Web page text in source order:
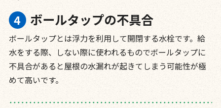
ボールタップの不具合
ボールタップとは浮力を利用して開閉する水栓です。給
水をする際、しない際に使われるものでボールタップに
不具合があると屋根の水漏れが起きてしまう可能性が極
めて高いです。